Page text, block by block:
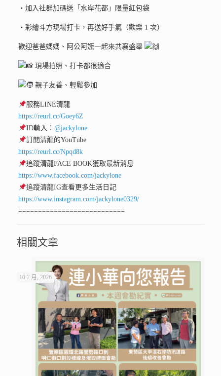
・加入社群加碼送「水岸花都」限量紅包袋
・彩繪斗方現場打卡，再送好手氣（歡樂 1 次）
歡迎爸爸媽媽、阿公阿嬤一起來共襄盛舉
現場拍照、打卡都很適合
親子友善、輕鬆參加
服務LINE清龍
https://reurl.cc/Goey6Z
ID輸入：@jackylone
訂閱清龍的YouTube
https://reurl.cc/Npqd8k
追蹤清龍FACE BOOK獲取最新消息
https://www.facebook.com/jackylone
追蹤清龍IG查看更多生活日記
https://www.instagram.com/jackylone0329/
===========================
相關文章
10 7 月, 2026